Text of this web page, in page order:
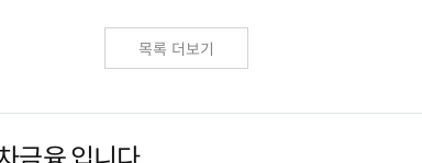
목록 더보기